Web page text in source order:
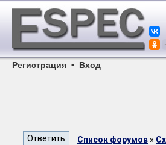
Регистрация • Вход
Список форумов »